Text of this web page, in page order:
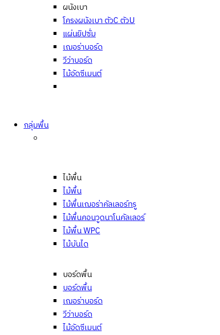
ผนังเบา
โครงผนังเบา ตัวC ตัวU
แผ่นยิปซั่ม
เฌอร่าบอร์ด
วีว่าบอร์ด
ไม้อัดซีเมนต์
กลุ่มพื้น
ไม้พื้น
ไม้พื้น
ไม้พื้นเฌอร่าคัลเลอร์ทรู
ไม้พื้นคอนวูดนาโนคัลเลอร์
ไม้พื้น WPC
ไม้บันได
บอร์ดพื้น
บอร์ดพื้น
เฌอร่าบอร์ด
วีว่าบอร์ด
ไม้อัดซีเมนต์